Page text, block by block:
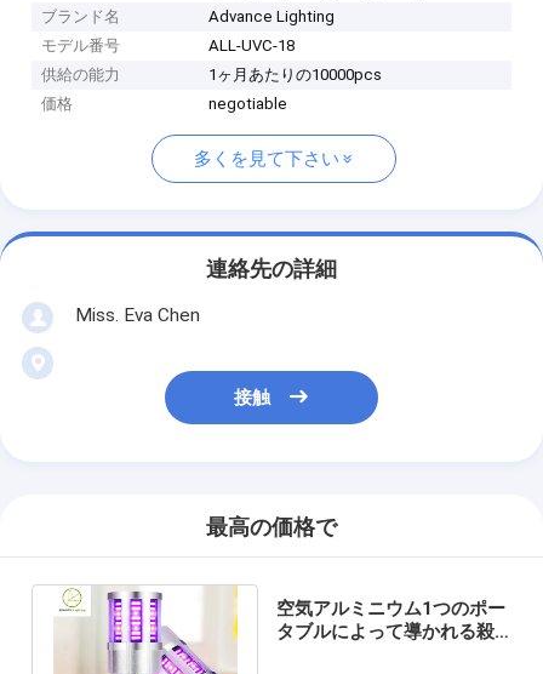
ブランド名
Advance Lighting
モデル番号
ALL-UVC-18
供給の能力
1ヶ月あたりの10000pcs
価格
negotiable
多くを見て下さい
連絡先の詳細
Miss. Eva Chen
接触
最高の価格で
空気アルミニウム1つのポー
タブルによって導かれる殺